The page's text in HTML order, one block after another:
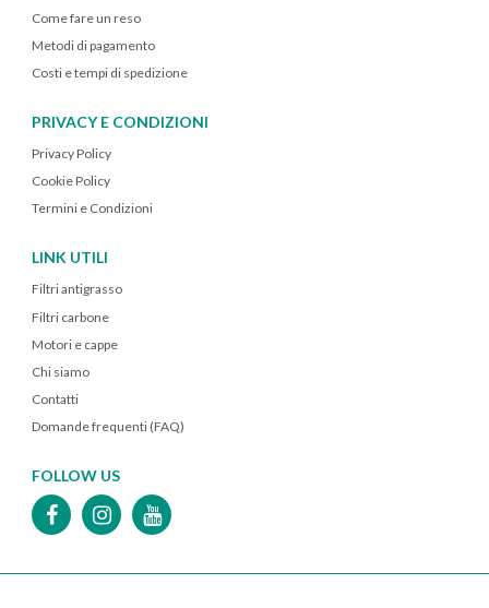
Come fare un reso
Metodi di pagamento
Costi e tempi di spedizione
PRIVACY E CONDIZIONI
Privacy Policy
Cookie Policy
Termini e Condizioni
LINK UTILI
Filtri antigrasso
Filtri carbone
Motori e cappe
Chi siamo
Contatti
Domande frequenti (FAQ)
FOLLOW US